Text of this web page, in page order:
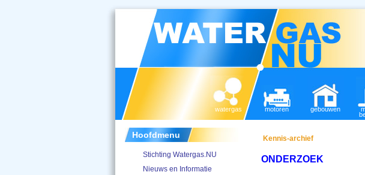
watergas motoren gebouwen
Hoofdmenu
Stichting Watergas.NU
Nieuws en Informatie
Kennis-archief
ONDERZOEK